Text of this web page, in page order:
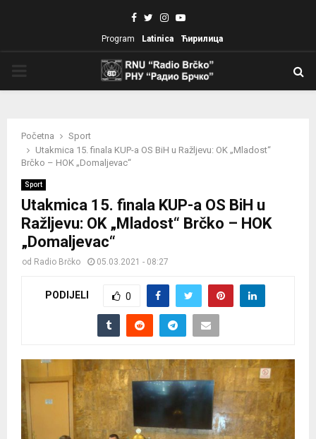
Facebook
TwitterInstagram
Youtube
Program Latinica Ћирилица
Početna
Sport
Utakmica 15. finala KUP-a OS BiH u Ražljevu: OK „Mladost“
Brčko – HOK „Domaljevac“
Sport
Utakmica 15. finala KUP-a OS BiH u
Ražljevu: OK „Mladost“ Brčko – HOK
„Domaljevac“
od Radio Brčko 05.03.2021 - 08:27
PODIJELI 0